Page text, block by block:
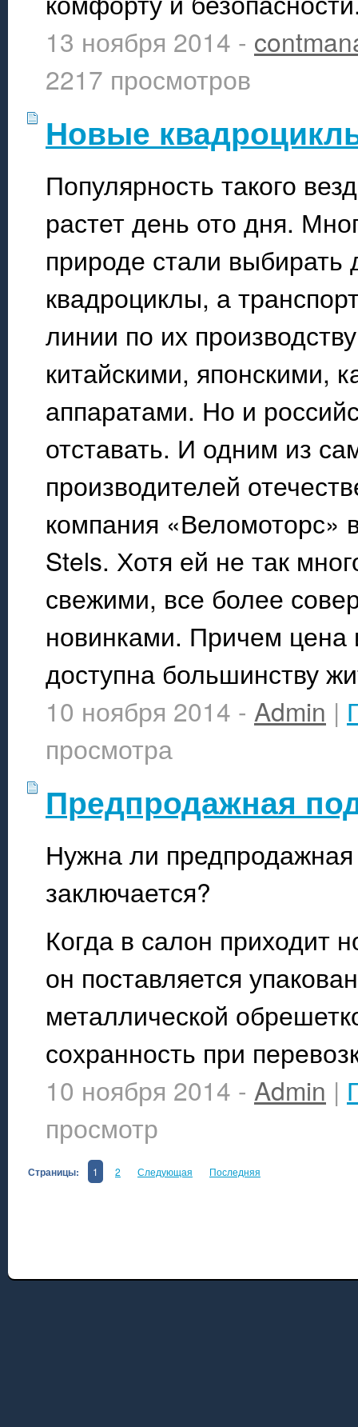
13 ноября 2014 -
2217 просмотров
Новые
Популярность такого
растет день ото дня.
природе стали
квадроциклы, а
линии по их
китайскими, японскими,
аппаратами. Но и
отставать. И одним из
производителей
компания «Веломоторс»
Stels. Хотя ей не так
свежими, все более
новинками. Причем цена
доступна большинству
10 ноября 2014 - Admin |
просмотра
Предпродажная
Нужна ли предпродажная
заключается?
Когда в салон приходит
он поставляется
металлической
сохранность при
10 ноября 2014 - Admin |
просмотр
Страницы: 1 2 Следующая Последняя